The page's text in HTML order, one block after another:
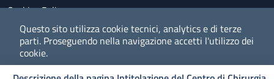
Questo sito utilizza cookie tecnici, analytics e di terze
parti. Proseguendo nella navigazione accetti l'utilizzo dei
cookie.
Cookies Policy
Policy privacy e protezione del dato personale
Albo pretorio on-line